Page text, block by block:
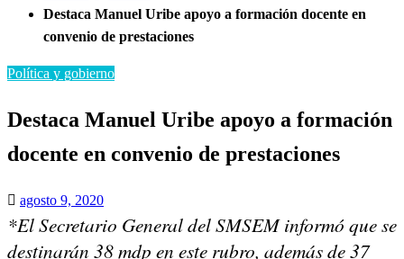
Destaca Manuel Uribe apoyo a formación docente en
convenio de prestaciones
Política y gobierno
Destaca Manuel Uribe apoyo a formación
docente en convenio de prestaciones
Publicado
el
agosto 9, 2020
*El Secretario General del SMSEM informó que se
destinarán 38 mdp en este rubro, además de 37